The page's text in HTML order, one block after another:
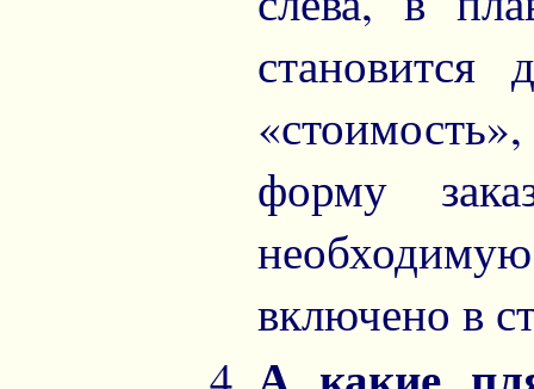
становится
форму
включено в